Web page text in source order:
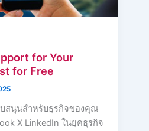
for Your
for Free
สนุนสำหรับธุรกิจของคุณ
X LinkedIn ในยุคธุรกิจ